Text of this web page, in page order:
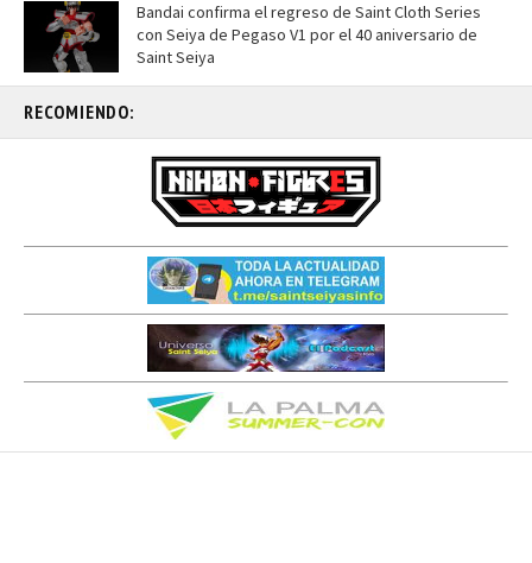
Bandai confirma el regreso de Saint Cloth Series
con Seiya de Pegaso V1 por el 40 aniversario de
Saint Seiya
RECOMIENDO: